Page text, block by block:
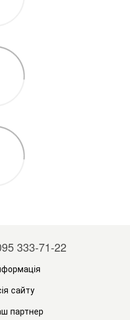
333-71-22
сайту
партнер